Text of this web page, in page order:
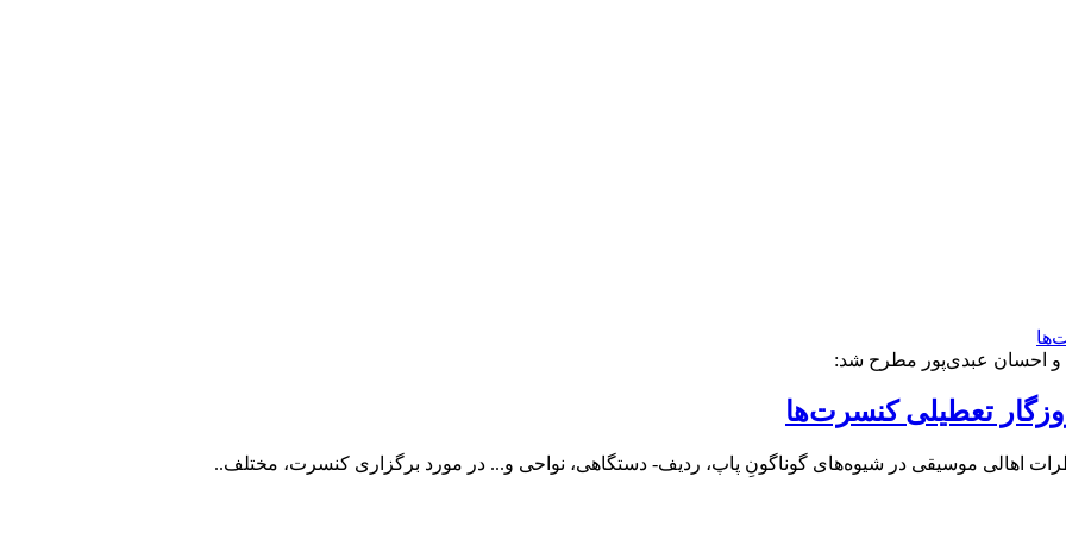
و احسان عبدی‌پور مطرح شد:
تعطیلی کنسرت‌ها
اهالی موسیقی در شیوه‌های گوناگونِ پاپ، ردیف- دستگاهی، نواحی و... در مورد برگزاری کنسرت، مختلف..